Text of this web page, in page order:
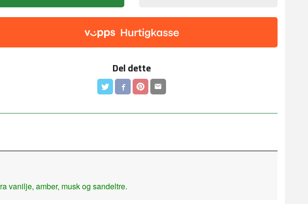
og sensuelle ekstrakter fra krydder og planter
Del dette
vanilje, amber, musk og sandeltre.